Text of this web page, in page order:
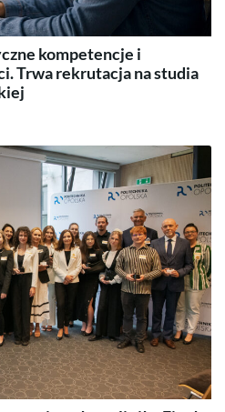
kompetencje i
Trwa rekrutacja na studia